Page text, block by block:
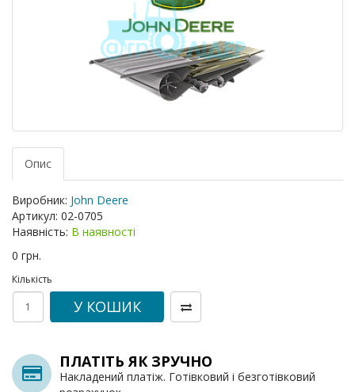
Опис
Виробник: John Deere
Артикул: 02-0705
Наявність: В наявності
0 грн.
Кількість
У КОШИК
ПЛАТІТЬ ЯК ЗРУЧНО
Накладений платіж. Готівковий і безготівковий